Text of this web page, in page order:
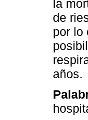
la
de
por lo
años.